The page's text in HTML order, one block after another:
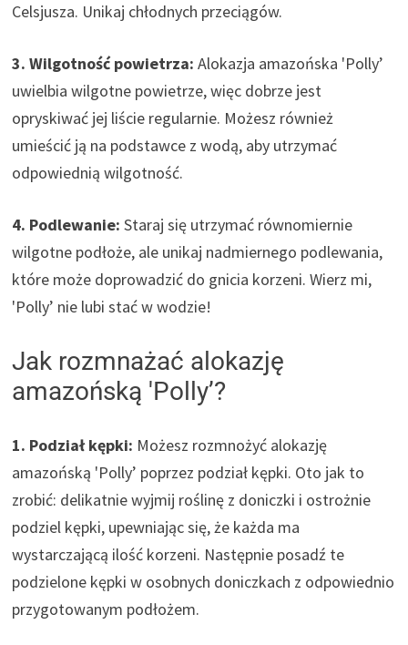
Celsjusza. Unikaj chłodnych przeciągów.
3. Wilgotność powietrza: Alokazja amazońska 'Polly’
uwielbia wilgotne powietrze, więc dobrze jest
opryskiwać jej liście regularnie. Możesz również
umieścić ją na podstawce z wodą, aby utrzymać
odpowiednią wilgotność.
4. Podlewanie: Staraj się utrzymać równomiernie
wilgotne podłoże, ale unikaj nadmiernego podlewania,
które może doprowadzić do gnicia korzeni. Wierz mi,
'Polly’ nie lubi stać w wodzie!
Jak rozmnażać alokazję
amazońską 'Polly’?
1. Podział kępki: Możesz rozmnożyć alokazję
amazońską 'Polly’ poprzez podział kępki. Oto jak to
zrobić: delikatnie wyjmij roślinę z doniczki i ostrożnie
podziel kępki, upewniając się, że każda ma
wystarczającą ilość korzeni. Następnie posadź te
podzielone kępki w osobnych doniczkach z odpowiednio
przygotowanym podłożem.